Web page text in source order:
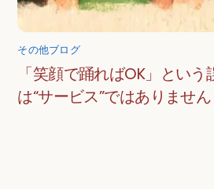
その他ブログ
「笑顔で踊ればOK」とい
は“サービス”ではありません